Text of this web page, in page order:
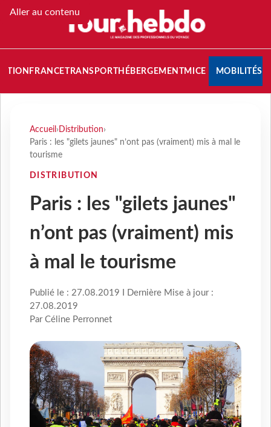
Aller au contenu
FRANCETRANSPORT HÉBERGEMENTMICE MOBILITÉS
Accueil › Distribution›
Paris : les "gilets jaunes" n’ont pas (vraiment) mis à mal le
tourisme
DISTRIBUTION
Paris : les "gilets jaunes"
n’ont pas (vraiment) mis
à mal le tourisme
Publié le : 27.08.2019 I Dernière Mise à jour :
27.08.2019
Par Céline Perronnet